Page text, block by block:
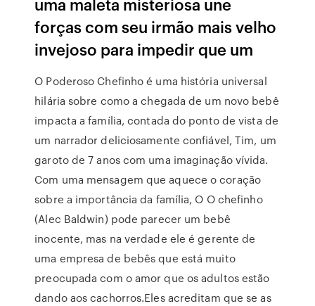
forças com seu irmão mais velho
invejoso para impedir que um
O Poderoso Chefinho é uma história universal
hilária sobre como a chegada de um novo bebê
impacta a família, contada do ponto de vista de
um narrador deliciosamente confiável, Tim, um
garoto de 7 anos com uma imaginação vívida.
Com uma mensagem que aquece o coração
sobre a importância da família, O O chefinho
(Alec Baldwin) pode parecer um bebê
inocente, mas na verdade ele é gerente de
uma empresa de bebês que está muito
preocupada com o amor que os adultos estão
dando aos cachorros.Eles acreditam que se as